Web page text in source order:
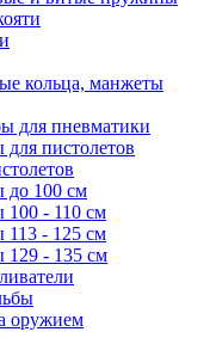
кольца, манжеты
для пневматики
пистолетов
до 100 см
100 - 110 см
113 - 125 см
129 - 135 см
оружием